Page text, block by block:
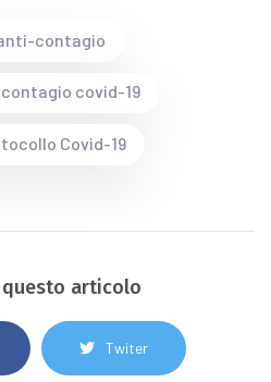
contagio
covid-19
Covid-19
articolo
Twiter